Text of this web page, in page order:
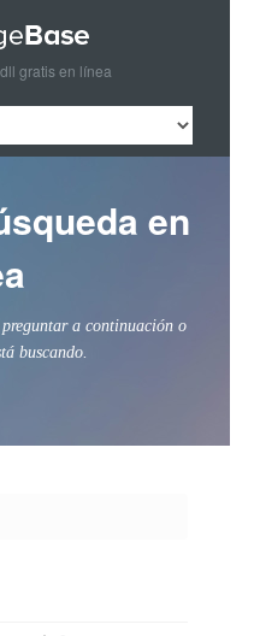
gratis en línea
en
a continuación o
buscando.